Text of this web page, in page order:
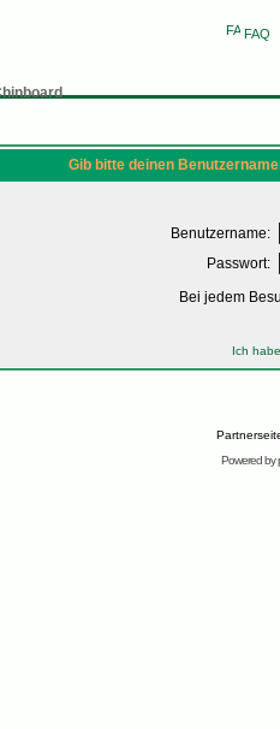
FAQ
Gib bitte deinen
Benutzername:
Passwort:
Bei jedem
Ich
Powered by